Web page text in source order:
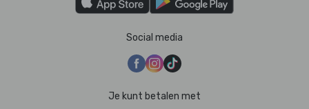
Social media
Je kunt betalen met